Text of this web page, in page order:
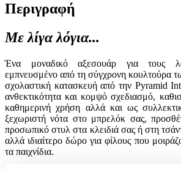
Περιγραφή
Με λίγα λόγια...
Ένα μοναδικό αξεσουάρ για τους
εμπνευσμένο από τη σύγχρονη κουλτούρα
σχολαστική κατασκευή από την Pyramid
ανθεκτικότητα και κομψό σχεδιασμό,
καθημερινή χρήση αλλά και ως
ξεχωριστή νότα στο μπρελόκ σας,
προσωπικό στυλ στα κλειδιά σας ή στη
αλλά ιδιαίτερο δώρο για φίλους που
τα παιχνίδια.